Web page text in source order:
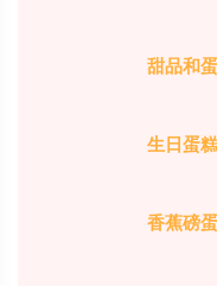
甜品和
生日蛋糕
香蕉磅